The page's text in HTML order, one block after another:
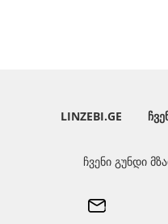
LINZEBI.GE
ჩვენი გუნდი